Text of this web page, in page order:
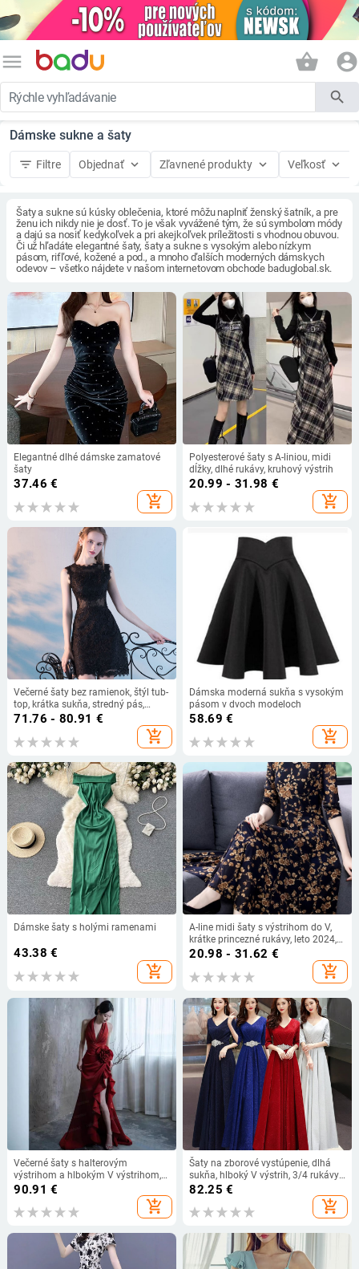
menu shopping_basket account_circle
search
Dámske sukne a šaty
filter_list Filtre Objednať keyboard_arrow_down Zľavnené produkty keyboard_arrow_down Veľkosť keyboard_arrow_down
Šaty a sukne sú kúsky oblečenia, ktoré môžu naplniť ženský šatník, a pre
ženu ich nikdy nie je dosť. To je však vyvážené tým, že sú symbolom módy
a dajú sa nosiť kedykoľvek a pri akejkoľvek príležitosti s vhodnou obuvou.
Či už hľadáte elegantné šaty, šaty a sukne s vysokým alebo nízkym
pásom, rifľové, kožené a pod., a mnoho ďalších moderných dámskych
odevov – všetko nájdete v našom internetovom obchode baduglobal.sk.
Elegantné dlhé dámske zamatové
šaty
37.46 €
add_shopping_cart
Polyesterové šaty s A-liniou, midi
dĺžky, dlhé rukávy, kruhový výstrih
20.99 - 31.98 €
add_shopping_cart
Večerné šaty bez ramienok, štýl tub-
top, krátka sukňa, stredný pás,
polyester 70–80% hlavný materiál,
71.76 - 80.91 €
add_shopping_cart
Dámska moderná sukňa s vysokým
pásom v dvoch modeloch
58.69 €
add_shopping_cart
Dámske šaty s holými ramenami
43.38 €
add_shopping_cart
A-line midi šaty s výstrihom do V,
krátke princezné rukávy, leto 2024,
retro štýl literatúry a umenia, TR
20.98 - 31.62 €
add_shopping_cart
Večerné šaty s halterovým
výstrihom a hlbokým V výstrihom,
bez rukávov, polyesterová tkanina,
90.91 €
add_shopping_cart
Šaty na zborové vystúpenie, dlhá
sukňa, hlboký V výstrih, 3/4 rukávy,
vysoký pás, látka: polyester
82.25 €
add_shopping_cart